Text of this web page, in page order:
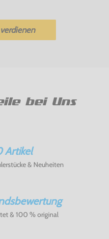
bei Uns
Artikel
& Neuheiten
& 100 % original